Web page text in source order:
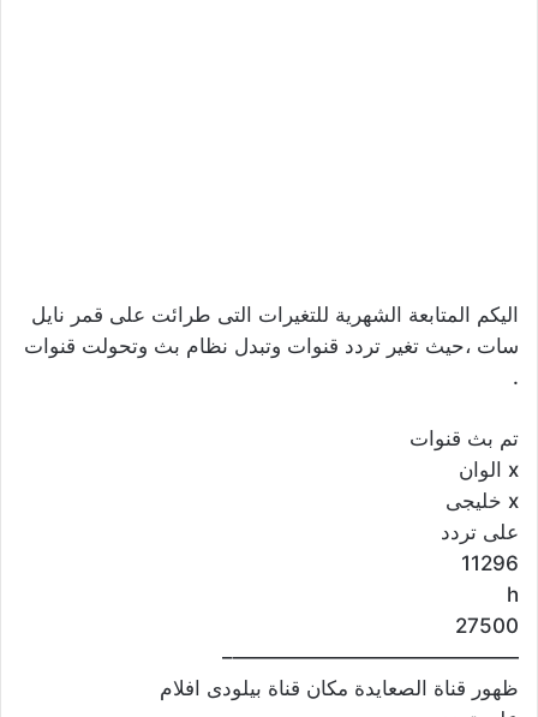
اليكم المتابعة الشهرية للتغيرات التى طرائت على قمر نايل
سات ،حيث تغير تردد قنوات وتبدل نظام بث وتحولت قنوات
.
تم بث قنوات
x الوان
x خليجى
على تردد
11296
h
27500
——————————————–
ظهور قناة الصعايدة مكان قناة بيلودى افلام